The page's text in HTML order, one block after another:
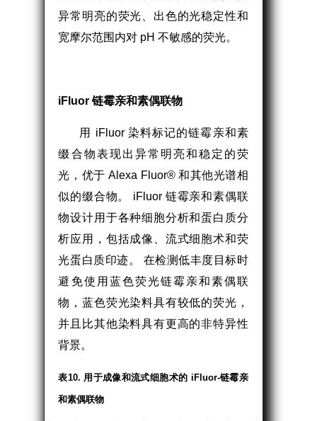
异常明亮的荧光、出色的光稳定性和
宽摩尔范围内对 pH 不敏感的荧光。
iFluor 链霉亲和素偶联物
用 iFluor 染料标记的链霉亲和素
缀合物表现出异常明亮和稳定的荧
光，优于 Alexa Fluor® 和其他光谱相
似的缀合物。 iFluor 链霉亲和素偶联
物设计用于各种细胞分析和蛋白质分
析应用，包括成像、流式细胞术和荧
光蛋白质印迹。 在检测低丰度目标时
避免使用蓝色荧光链霉亲和素偶联
物，蓝色荧光染料具有较低的荧光，
并且比其他染料具有更高的非特异性
背景。
表10. 用于成像和流式细胞术的 iFluor-链霉亲
和素偶联物